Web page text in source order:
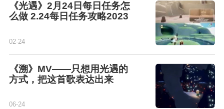
《光遇》2月24日每日任务怎
么做 2.24每日任务攻略2023
02-24
《溯》MV——只想用光遇的
方式，把这首歌表达出来
06-24